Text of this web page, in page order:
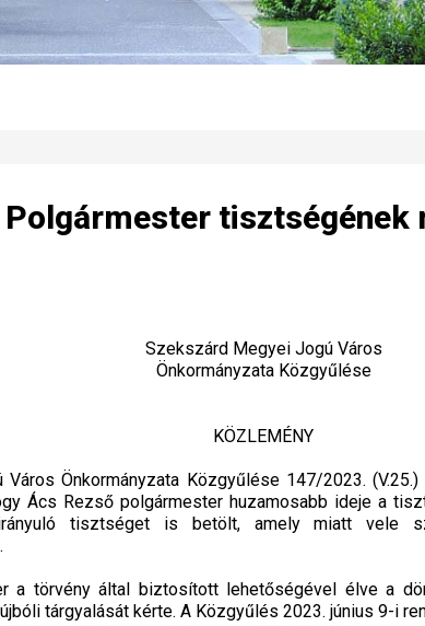
Polgármester tisztségének
Szekszárd Megyei Jogú Város
Önkormányzata Közgyűlése
KÖZLEMÉNY
Önkormányzata Közgyűlése 147/2023.
Ács Rezső polgármester huzamosabb ideje a
tisztséget is betölt, amely miatt vele
a törvény által biztosított lehetőségével élve a
tárgyalását kérte. A Közgyűlés 2023. június 9-i